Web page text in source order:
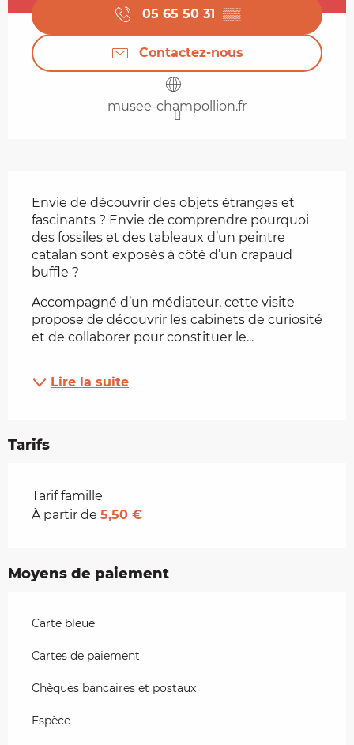
05 65 50 31 ▒▒
Contactez-nous
musee-champollion.fr
Envie de découvrir des objets étranges et
fascinants ? Envie de comprendre pourquoi
des fossiles et des tableaux d’un peintre
catalan sont exposés à côté d’un crapaud
buffle ?
Accompagné d’un médiateur, cette visite
propose de découvrir les cabinets de curiosité
et de collaborer pour constituer le...
Lire la suite
Tarifs
Tarifs 2026
Tarif famille
À partir de 5,50 €
Moyens de paiement
Carte bleue
Cartes de paiement
Chèques bancaires et postaux
Espèce